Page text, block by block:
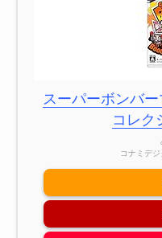
スーパーボンバ
コレク
コナミデ